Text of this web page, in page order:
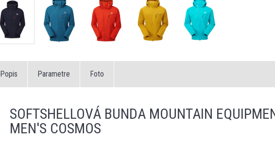
Popis Parametre Foto
SOFTSHELLOVÁ BUNDA MOUNTAIN
MEN'S COSMOS